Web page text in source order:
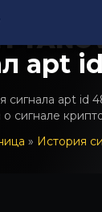
apt
сигнала apt id
сигнале
» История